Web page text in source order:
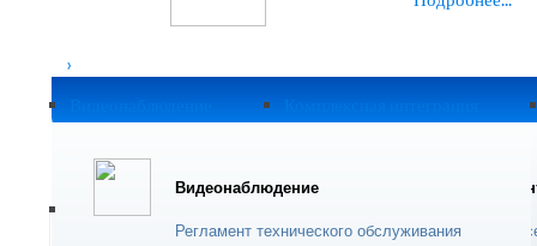
устранения
›
Видеонаблюдение
Регламент технического обслуживания
Комплексная
Корпоративные
Вы здесь:
Опубликовано: 16 Февраль 2015 Просмотров: 6728